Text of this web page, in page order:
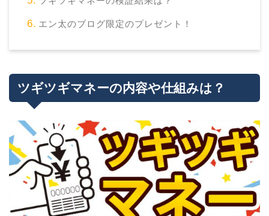
エン太のブログ限定のプレゼント！
ツギツギマネーの内容や仕組みは？